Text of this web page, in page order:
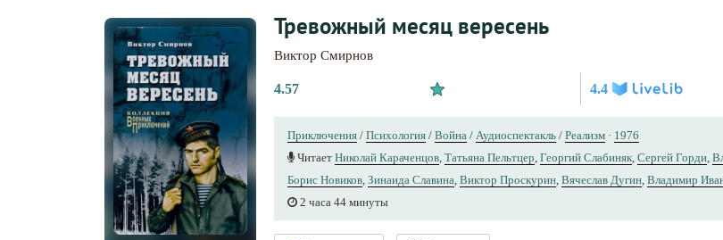
Тревожный месяц вересень
Виктор Смирнов
4.57 4.4
Приключения / Психология / Война / Аудиоспектакль / Реализм · 1976
Читает Николай Караченцов, Татьяна Пельтцер, Георгий Слабиняк, Сергей Горди,
Борис Новиков, Зинаида Славина, Виктор Проскурин, Вячеслав Дугин, Владимир
2 часа 44 минуты